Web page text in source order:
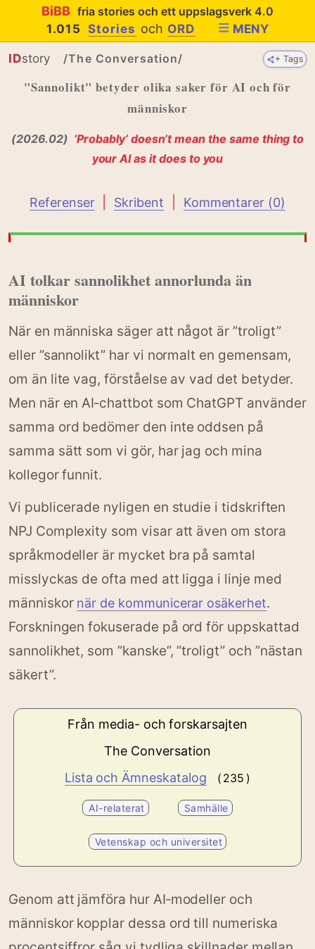
BiBB fria stories och ett uppslagsverk 4.0
1.015 Stories och ORD MENY
+ Tags
IDstory /The Conversation/
"Sannolikt" betyder olika saker för AI och för
människor
(2026.02) ‘Probably’ doesn’t mean the same thing to
your AI as it does to you
Referenser Skribent Kommentarer (0)
AI tolkar sannolikhet annorlunda än
människor
När en människa säger att något är ”troligt”
eller ”sannolikt” har vi normalt en gemensam,
om än lite vag, förståelse av vad det betyder.
Men när en AI‑chattbot som ChatGPT använder
samma ord bedömer den inte oddsen på
samma sätt som vi gör, har jag och mina
kollegor funnit.
Vi publicerade nyligen en studie i tidskriften
NPJ Complexity som visar att även om stora
språkmodeller är mycket bra på samtal
misslyckas de ofta med att ligga i linje med
människor när de kommunicerar osäkerhet.
Forskningen fokuserade på ord för uppskattad
sannolikhet, som ”kanske”, ”troligt” och ”nästan
säkert”.
Från media- och forskarsajten
The Conversation
Lista och Ämneskatalog
( 235 )
AI-relaterat Samhälle
Vetenskap och universitet
Genom att jämföra hur AI‑modeller och
människor kopplar dessa ord till numeriska
+ Tags